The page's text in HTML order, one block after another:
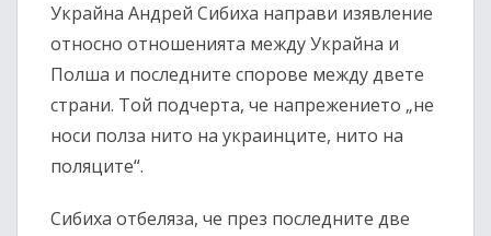
Украйна Андрей Сибиха направи изявление
относно отношенията между Украйна и
Полша и последните спорове между двете
страни. Той подчерта, че напрежението „не
носи полза нито на украинците, нито на
поляците“.
Сибиха отбеляза, че през последните две